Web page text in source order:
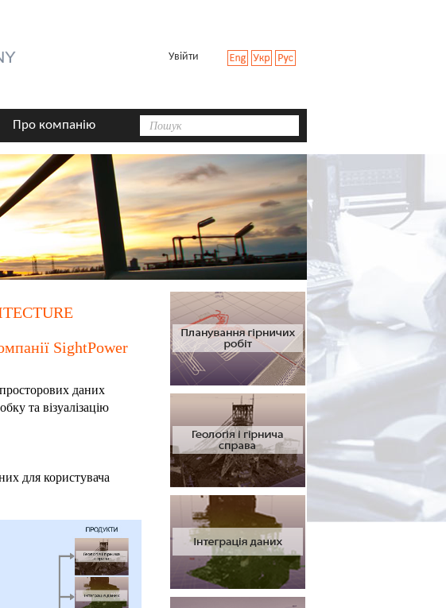
Увійти
Про компанію Пошук
SightPower
даних
та візуалізацію
для користувача